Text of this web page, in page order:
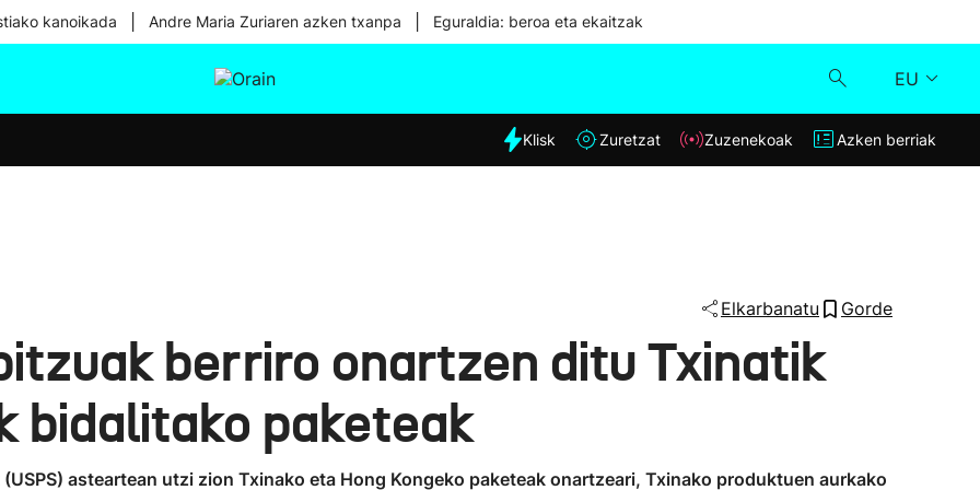
kanoikada Andre Maria Zuriaren azken txanpa Eguraldia: beroa eta ekaitzak
EU
Eguraldia
Klisk
Klisk Zuretzat Zuzenekoak Azken berriak
Elkarbanatu Gorde
berriro onartzen ditu Txinatik
bidalitako paketeak
asteartean utzi zion Txinako eta Hong Kongeko paketeak onartzeari, Txinako produktuen aurkako